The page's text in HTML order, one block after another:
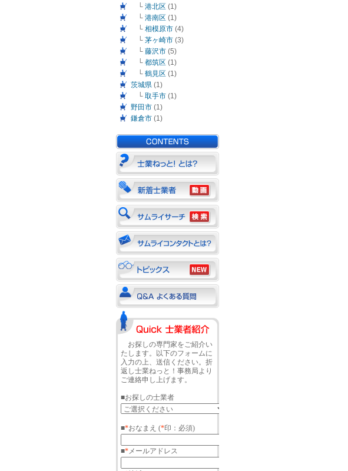
└ 港北区 (1)
└ 港南区 (1)
└ 相模原市 (4)
└ 茅ヶ崎市 (3)
└ 藤沢市 (5)
└ 都筑区 (1)
└ 鶴見区 (1)
茨城県 (1)
└ 取手市 (1)
野田市 (1)
鎌倉市 (1)